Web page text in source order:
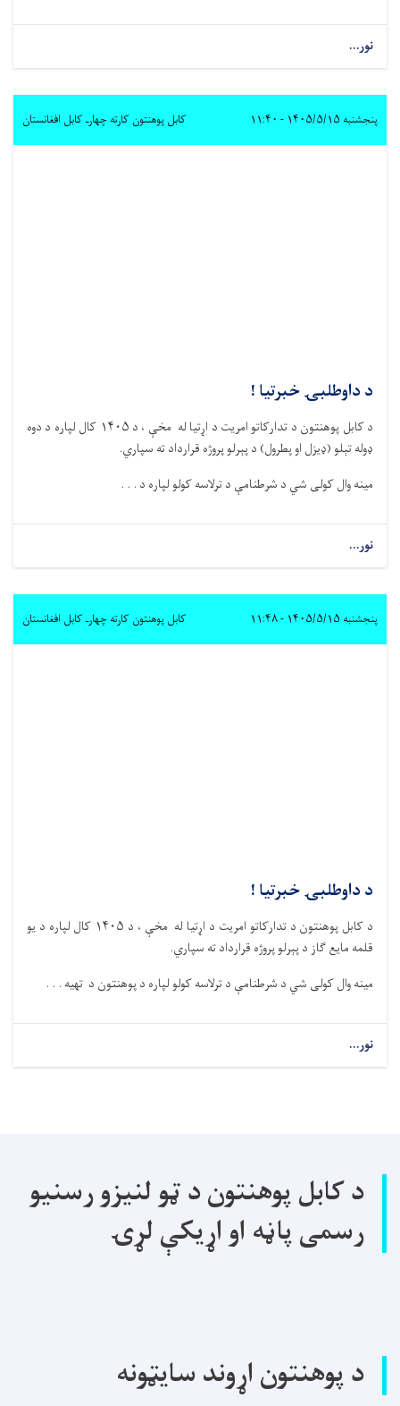
نور...
پنجشنبه ۱۴۰۵/۵/۱۵ - ۱۱:۴۰ کابل پوهنتون کارته چهارـ کابل افغانستان
د داوطلبۍ خبرتیا !
د کابل پوهنتون د تدارکاتو امریت د اړتیا له مخې ، د ۱۴۰۵ کال لپاره د دوه
ډوله تېلو (ډیزل او پطرول) د پېرلو پروژه قرارداد ته سپاري.
مینه وال کولی شي د شرطنامې د ترلاسه کولو لپاره د . . .
نور...
پنجشنبه ۱۴۰۵/۵/۱۵ - ۱۱:۴۸ کابل پوهنتون کارته چهارـ کابل افغانستان
د داوطلبۍ خبرتیا !
د کابل پوهنتون د تدارکاتو امریت د اړتیا له مخې ، د ۱۴۰۵ کال لپاره د یو
قلمه مایع ګاز د پېرلو پروژه قرارداد ته سپاري.
مینه وال کولی شي د شرطنامې د ترلاسه کولو لپاره د پوهنتون د تهیه . . .
نور...
د کابل پوهنتون د ټو لنیزو رسنیو
رسمی پاڼه او اړیکې لړۍ
د پوهنتون اړوند سایټونه